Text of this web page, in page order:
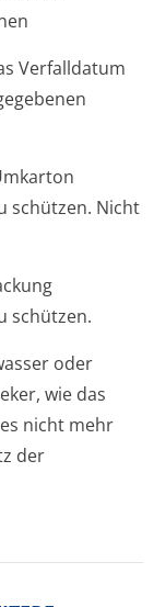
Verfalldatum
schützen. Nicht
schützen.
oder
wie das
nicht mehr
der